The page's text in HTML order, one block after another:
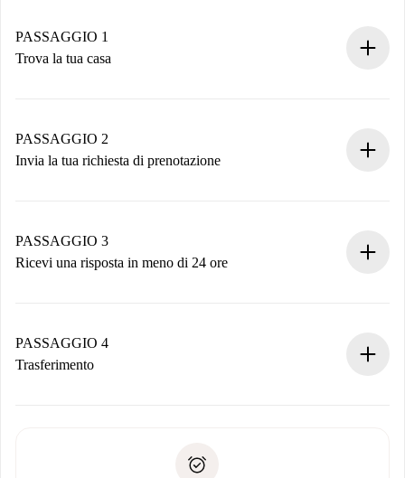
PASSAGGIO 1
Trova la tua casa
Hai tutte le informazioni necessarie in anticipo.
PASSAGGIO 2
Invia la tua richiesta di prenotazione
non accetta.
PASSAGGIO 3
Ricevi una risposta in meno di 24 ore
contatto con il proprietario.
Se rifiutata: non ti addebiteremo nulla e ti proporremo
Domiciliazione del pagamento
PASSAGGIO 4
Trasferimento
solo se non segnali problemi.